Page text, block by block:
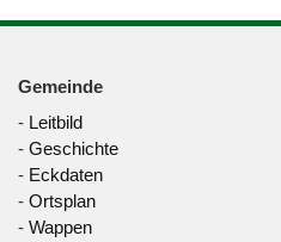
Gemeinde
- Leitbild
- Geschichte
- Eckdaten
- Ortsplan
- Wappen